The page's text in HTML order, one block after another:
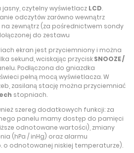
jasny, czytelny wyświetlacz LCD.
odczytów zarówno wewnątrz
zewnątrz (za pośrednictwem sondy
do zestawu
ekran jest przyciemniony i można
sekund, wciskając przyciskSNOOZE /
Podłączona do gniazdka
pełną mocą wyświetlacza. W
zasilaną stację można przyciemniać
stopniach.
szereg dodatkowych funkcji: za
panelu mamy dostęp do pamięci
odnotowane wartości), zmiany
(hPa / inHg) oraz alarmu
o odnotowanej niskiej temperaturze).